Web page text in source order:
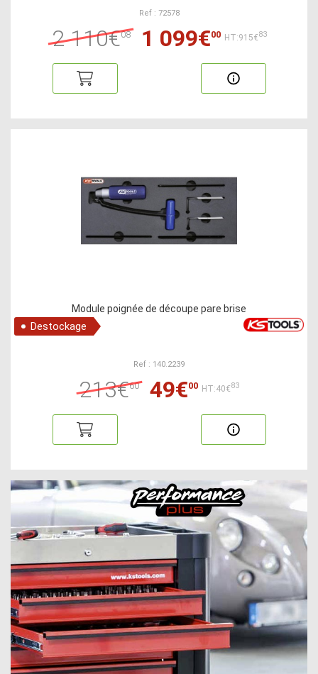
Ref : 72578
2 110€08 1 099€00 HT:915€83
Module poignée de découpe pare brise
Destockage
Ref : 140.2239
213€60 49€00 HT:40€83